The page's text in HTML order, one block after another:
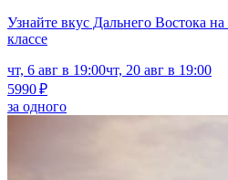
Узнайте вкус Дальнего Востока
классе
чт, 6 авг в 19:00чт, 20 авг в 19:00
5990 ₽
за одного